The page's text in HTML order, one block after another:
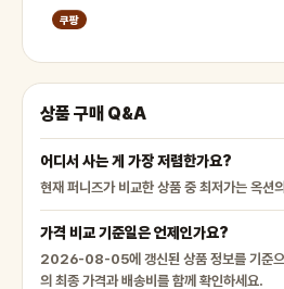
쿠팡
상품 구매 Q&A
어디서 사는 게 가장 저렴한가요?
현재 퍼니즈가 비교한 상품 중 최저가는 옥
가격 비교 기준일은 언제인가요?
2026-08-05에 갱신된 상품 정보를 기준으
의 최종 가격과 배송비를 함께 확인하세요.